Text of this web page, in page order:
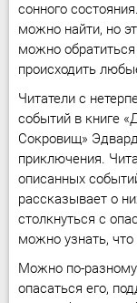
сонного
можно найти, но
можно обратиться
происходить
Читатели с
событий в книге
Сокровищ»
приключения.
описанных
рассказывает о
столкнуться с
можно узнать,
Можно по-разному
опасаться его,